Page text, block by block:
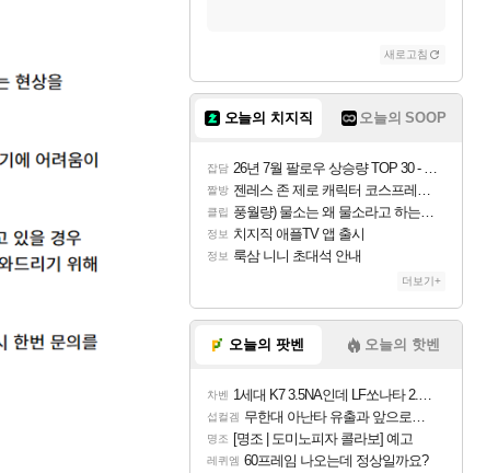
새로고침
오늘의 치지직 오늘의 SOOP
잡담 26년 7월 팔로우 상승량 TOP 30 - 월간 치지직
짤방 젠레스 존 제로 캐릭터 코스프레한 꽁주
클립 풍월량) 물소는 왜 물소라고 하는거야? 아! 그만 ㅋㅋ
정보 치지직 애플TV 앱 출시
정보 룩삼 니니 초대석 안내
더보기+
오늘의 팟벤 오늘의 핫벤
차벤 1세대 K7 3.5NA인데 LF쏘나타 2.0NA 기변하면 유류비 절약이 얼마나 될까요..?
섭컬겜 무한대 아난타 유출과 앞으로의 예상 (루머)
명조 [명조 | 도미노피자 콜라보] 예고
레퀴엠 60프레임 나오는데 정상일까요?